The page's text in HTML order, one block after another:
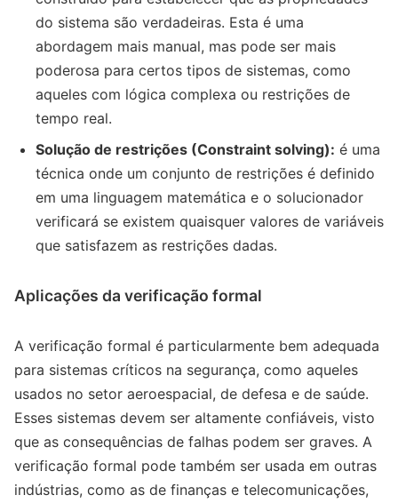
do sistema são verdadeiras. Esta é uma
abordagem mais manual, mas pode ser mais
poderosa para certos tipos de sistemas, como
aqueles com lógica complexa ou restrições de
tempo real.
Solução de restrições (Constraint solving): é uma
técnica onde um conjunto de restrições é definido
em uma linguagem matemática e o solucionador
verificará se existem quaisquer valores de variáveis
que satisfazem as restrições dadas.
Aplicações da verificação formal
A verificação formal é particularmente bem adequada
para sistemas críticos na segurança, como aqueles
usados no setor aeroespacial, de defesa e de saúde.
Esses sistemas devem ser altamente confiáveis, visto
que as consequências de falhas podem ser graves. A
verificação formal pode também ser usada em outras
indústrias, como as de finanças e telecomunicações,